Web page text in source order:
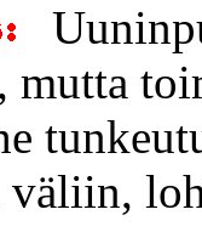
mutta
väliin,